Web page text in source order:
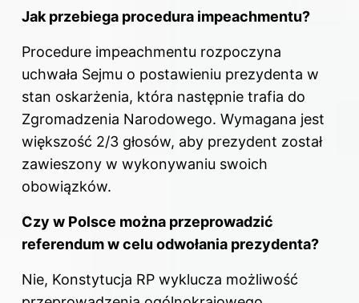
Jak przebiega procedura impeachmentu?
Procedure impeachmentu rozpoczyna
uchwała Sejmu o postawieniu prezydenta w
stan oskarżenia, która następnie trafia do
Zgromadzenia Narodowego. Wymagana jest
większość 2/3 głosów, aby prezydent został
zawieszony w wykonywaniu swoich
obowiązków.
Czy w Polsce można przeprowadzić
referendum w celu odwołania prezydenta?
Nie, Konstytucja RP wyklucza możliwość